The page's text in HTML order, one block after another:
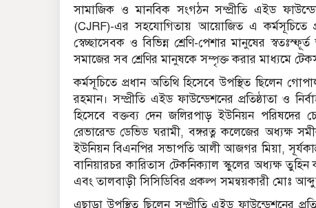
সামাজিক ও মানবিক সংগঠন সম্প্রীতি এইড
(CJRF)-এর সহযোগিতায় আয়োজিত এ কর্মসূচিতে
স্বেচ্ছাসেবক ও বিভিন্ন শ্রেণি-পেশার মানুষের
সমাজের সব শ্রেণির মানুষকে সম্পৃক্ত করার মাধ্যমে
কর্মসূচিতে প্রধান অতিথি হিসেবে উপস্থিত ছিলেন
রহমান। সম্প্রীতি এইড ফাউন্ডেশনের প্রতিষ্ঠাতা ও
হিসেবে বক্তব্য দেন জলিরপাড় ইউনিয়ন পরিষদের
রেভারেন্ড ডেভিড ঘরামী, বঙ্গরত্ন কলেজের অধ্যক্ষ
ইউনিয়ন বিএনপির সভাপতি আলী আজগর মিয়া, সূর্যকান্ত
বানিয়ারচর কারিতাস টেকনিক্যাল স্কুলের অধ্যক্ষ তুহিন
এবং তালবাড়ী সিসিডিবির প্রকল্প সমন্বয়কারী মোঃ